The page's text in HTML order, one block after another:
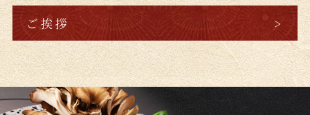
ご挨拶